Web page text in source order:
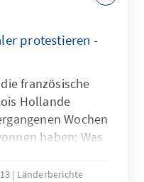
protestieren -
französische
Hollande
Wochen
haben: Was
Länderberichte